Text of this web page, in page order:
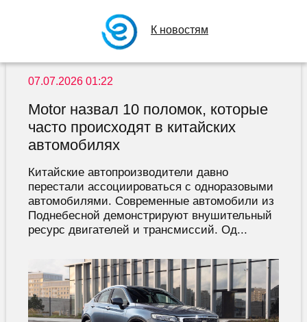
К новостям
07.07.2026 01:22
Motor назвал 10 поломок, которые
часто происходят в китайских
автомобилях
Китайские автопроизводители давно
перестали ассоциироваться с одноразовыми
автомобилями. Современные автомобили из
Поднебесной демонстрируют внушительный
ресурс двигателей и трансмиссий. Од...